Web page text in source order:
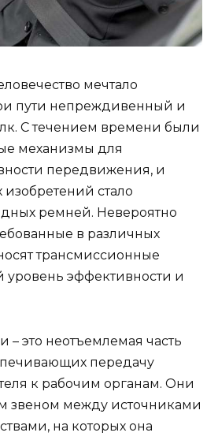
мечтало
пути непреждивенный и
С течением времени были
механизмы для
передвижения, и
стало
ремней. Невероятно
в различных
трансмиссионные
уровень эффективности и
это неотъемлемая часть
передачу
к рабочим органам. Они
звеном между источниками
на которых она